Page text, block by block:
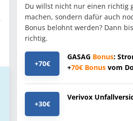
Du willst nicht nur einen richtig
machen, sondern dafür auch
Bonus belohnt werden? Dann
richtig.
+70€
GASAG Bonus:
+70€ Bonus vom
+30€
Verivox